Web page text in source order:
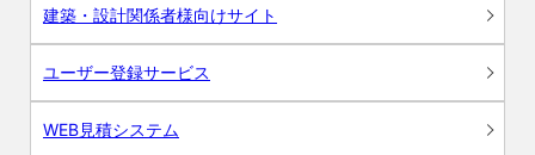
建築・設計関係者様向けサイト
ユーザー登録サービス
WEB見積システム